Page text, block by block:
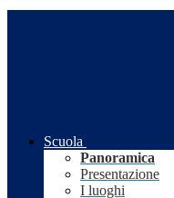
Scuola
Panoramica
Presentazione
I luoghi